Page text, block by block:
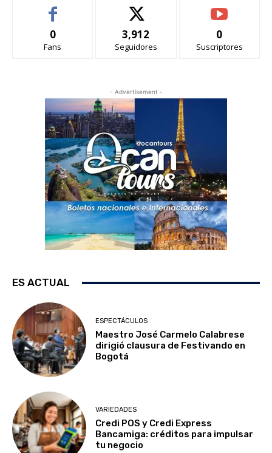
0
Fans
3,912
Seguidores
0
Suscriptores
- Advertisement -
ES ACTUAL
ESPECTÁCULOS
Maestro José Carmelo Calabrese
dirigió clausura de Festivando en
Bogotá
VARIEDADES
Credi POS y Credi Express
Bancamiga: créditos para impulsar
tu negocio